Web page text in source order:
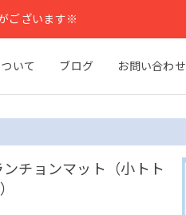
ございます※
いて ブログ お問い合わせ
チョンマット（小トト